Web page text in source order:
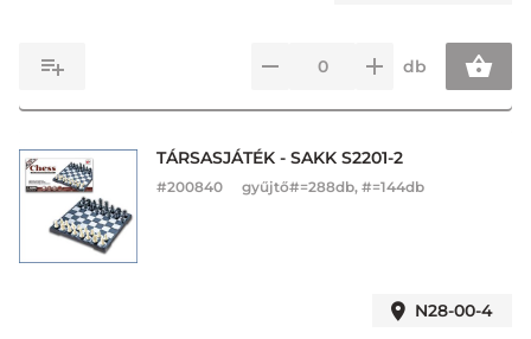
db
TÁRSASJÁTÉK - SAKK S2201-2
#200840 gyűjtő#=288db, #=144db
N28-00-4